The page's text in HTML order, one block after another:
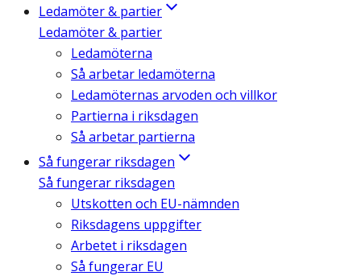
Ledamöter & partier
Ledamöter & partier
Ledamöterna
Så arbetar ledamöterna
Ledamöternas arvoden och villkor
Partierna i riksdagen
Så arbetar partierna
Så fungerar riksdagen
Så fungerar riksdagen
Utskotten och EU-nämnden
Riksdagens uppgifter
Arbetet i riksdagen
Så fungerar EU